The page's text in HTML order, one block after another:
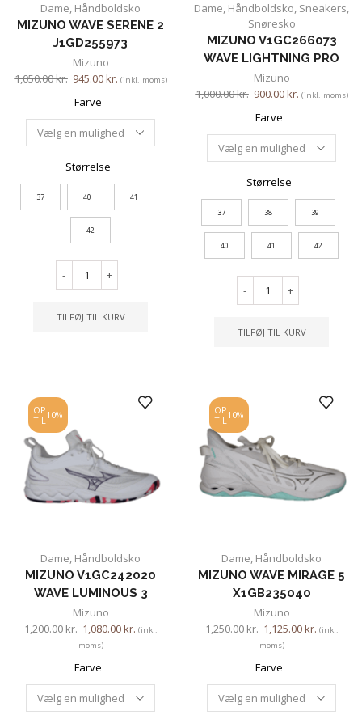
Dame, Håndboldsko
MIZUNO WAVE SERENE 2
J1GD255973
Mizuno
1,050.00kr. 945.00kr. (inkl. moms)
Farve
Størrelse
37 40 41
42
- +
TILFØJ TIL KURV
Dame, Håndboldsko, Sneakers,
Snøresko
MIZUNO V1GC266073
WAVE LIGHTNING PRO
Mizuno
1,000.00kr. 900.00kr. (inkl. moms)
Farve
Størrelse
37 38 39
40 41 42
- +
TILFØJ TIL KURV
OP
TIL 10%
Dame, Håndboldsko
MIZUNO V1GC242020
WAVE LUMINOUS 3
Mizuno
1,200.00kr. 1,080.00kr. (inkl.
moms)
Farve
OP
TIL 10%
Dame, Håndboldsko
MIZUNO WAVE MIRAGE 5
X1GB235040
Mizuno
1,250.00kr. 1,125.00kr. (inkl.
moms)
Farve